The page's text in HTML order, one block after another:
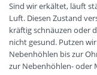
Sind wir erkältet, läuft
Luft. Diesen Zustand
kräftig schnäuzen oder
nicht gesund. Putzen
Nebenhöhlen bis zur
zur Nebenhöhlen-